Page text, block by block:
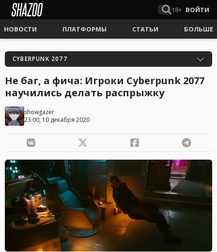
18+ ВОЙТИ
НОВОСТИ ПЛАТФОРМЫ СТАТЬИ БОЛЬШЕ
CYBERPUNK 2077
Не баг, а фича: Игроки Cyberpunk 2077
научились делать распрыжку
showgazer
23:00, 10 декабря 2020